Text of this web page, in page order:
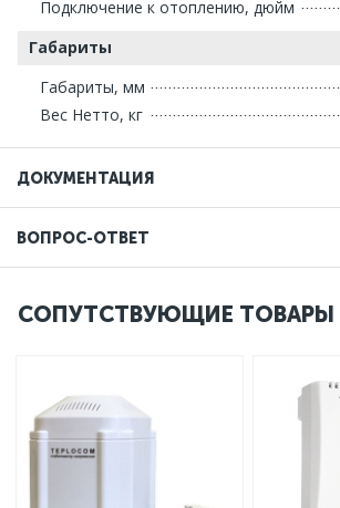
Подключение к отоплению, дюйм
Габариты
Габариты, мм
Вес Нетто, кг
ДОКУМЕНТАЦИЯ
ВОПРОС-ОТВЕТ
СОПУТСТВУЮЩИЕ ТОВАРЫ